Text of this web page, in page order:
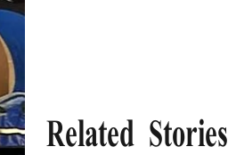
Related Stories